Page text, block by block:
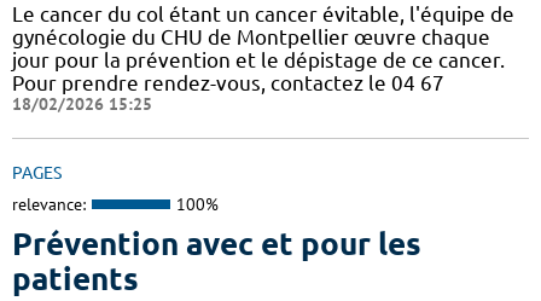
Le cancer du col étant un cancer évitable, l'équipe de
gynécologie du CHU de Montpellier œuvre chaque
jour pour la prévention et le dépistage de ce cancer.
Pour prendre rendez-vous, contactez le 04 67
18/02/2026 15:25
PAGES
relevance: 100%
Prévention avec et pour les
patients